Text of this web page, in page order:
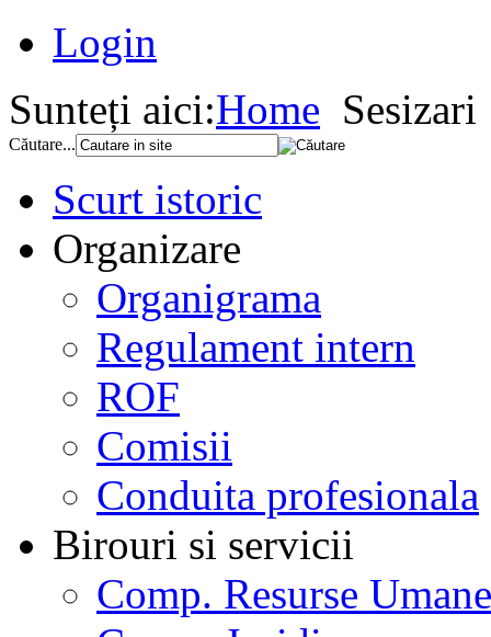
Login
Sunteți aici:Home Sesizari
Căutare...
Scurt istoric
Organizare
Organigrama
Regulament intern
ROF
Comisii
Conduita profesionala
Birouri si servicii
Comp. Resurse Umane